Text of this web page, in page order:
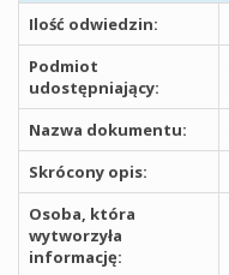
Ilość odwiedzin:
Podmiot
udostępniający:
Nazwa dokumentu:
Skrócony opis:
Osoba, która
wytworzyła
informację: